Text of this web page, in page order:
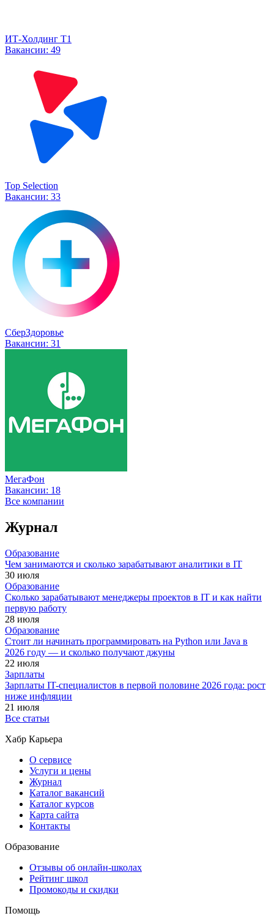
ИТ-Холдинг Т1
Вакансии: 49
Top Selection
Вакансии: 33
СберЗдоровье
Вакансии: 31
МегаФон
Вакансии: 18
Все компании
Журнал
Образование
Чем занимаются и сколько зарабатывают аналитики в IT
30 июля
Образование
Сколько зарабатывают менеджеры проектов в IT и как найти
первую работу
28 июля
Образование
Стоит ли начинать программировать на Python или Java в
2026 году — и сколько получают джуны
22 июля
Зарплаты
Зарплаты IT-специалистов в первой половине 2026 года: рост
ниже инфляции
21 июля
Все статьи
Хабр Карьера
О сервисе
Услуги и цены
Журнал
Каталог вакансий
Каталог курсов
Карта сайта
Контакты
Образование
Отзывы об онлайн-школах
Рейтинг школ
Промокоды и скидки
Помощь